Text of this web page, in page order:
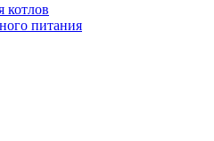
котлов
питания